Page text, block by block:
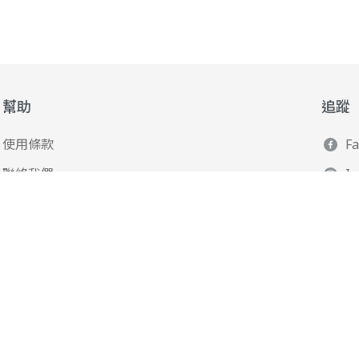
幫助
使用條款
聯絡我們
追蹤